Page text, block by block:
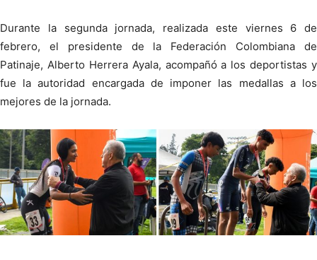
Durante la segunda jornada, realizada este viernes 6 de
febrero, el presidente de la Federación Colombiana de
Patinaje, Alberto Herrera Ayala, acompañó a los deportistas y
fue la autoridad encargada de imponer las medallas a los
mejores de la jornada.